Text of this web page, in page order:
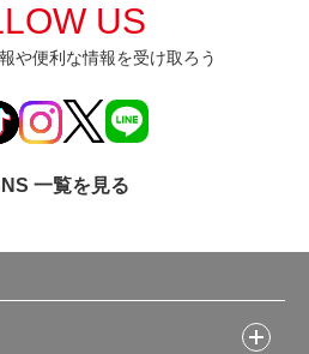
US
や便利な情報を受け取ろう
一覧を見る